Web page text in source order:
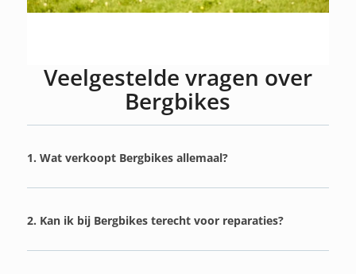
Veelgestelde vragen over
Bergbikes
1. Wat verkoopt Bergbikes allemaal?
2. Kan ik bij Bergbikes terecht voor reparaties?